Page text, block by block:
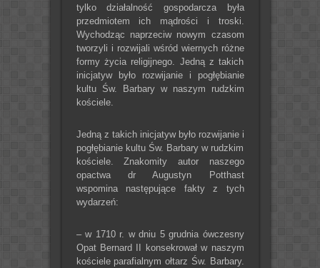
tylko działalność gospodarcza była
przedmiotem ich mądrości i troski.
Wychodząc naprzeciw nowym czasom
tworzyli i rozwijali wśród wiernych różne
formy życia religijnego. Jedną z takich
inicjatyw było rozwijanie i pogłębianie
kultu Św. Barbary w naszym rudzkim
kościele.
Jedną z takich inicjatyw było rozwijanie i
pogłębianie kultu Św. Barbary w rudzkim
kościele. Znakomity autor naszego
opactwa dr Augustyn Potthast
wspomina następujące fakty z tych
wydarzeń:
– w 1710 r. w dniu 5 grudnia ówczesny
Opat Bernard II konsekrował w naszym
kościele parafialnym ołtarz Św. Barbary.